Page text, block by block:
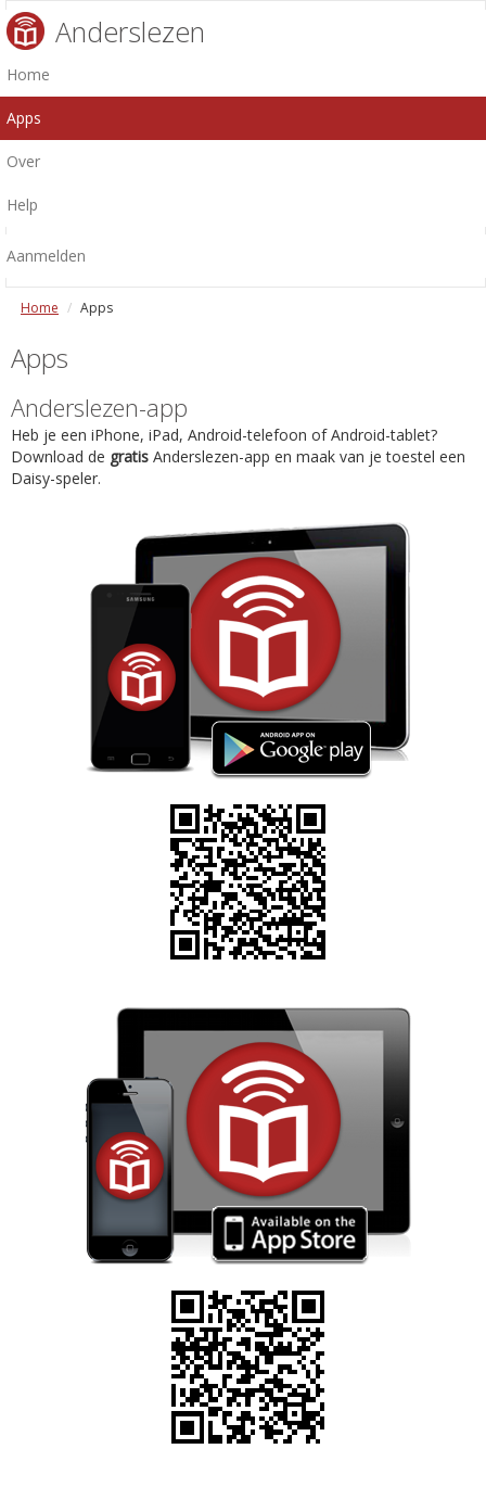
Anderslezen
Home
Apps
Over
Help
Aanmelden
Home Apps
Apps
Anderslezen-app
Heb je een iPhone, iPad, Android-telefoon of Android-tablet?
Download de gratis Anderslezen-app en maak van je toestel een
Daisy-speler.